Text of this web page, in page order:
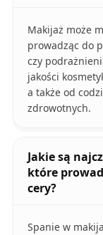
Makijaż może
prowadząc do
czy
jakości
a także od
zdrowotnych.
Jakie są
które
cery?
Spanie w